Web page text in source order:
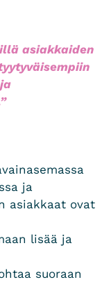
asiakkaiden
”
ja
asiakkaat ovat
lisää ja
suoraan